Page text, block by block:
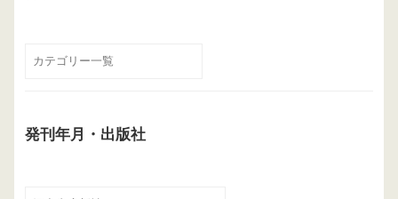
発刊年月・出版社